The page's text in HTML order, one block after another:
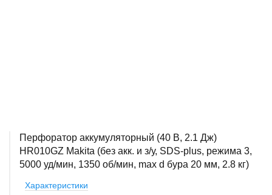
Перфоратор аккумуляторный (40 В, 2.1 Дж)
HR010GZ Makita (без акк. и з/у, SDS-plus, режима 3,
5000 уд/мин, 1350 об/мин, max d бура 20 мм, 2.8 кг)
Характеристики